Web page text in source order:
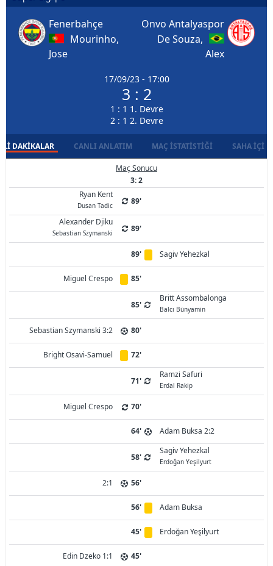
Fenerbahçe
Mourinho,
Jose
17/09/23 - 17:00
3 : 2
1 : 1 1. Devre
2 : 1 2. Devre
Onvo Antalyaspor
De Souza,
Alex
DAKIKALAR CANLI ANLATIM MAÇ İSTATISTIĞI SAHA İÇI
Maç Sonucu
3: 2
Ryan Kent
Dusan Tadic
89'
Alexander Djiku
Sebastian Szymanski 89'
89' Sagiv Yehezkal
Miguel Crespo 85'
85'
Britt Assombalonga
Balcı Bünyamin
Sebastian Szymanski 3:2 80'
Bright Osavi-Samuel 72'
71'
Ramzi Safuri
Erdal Rakip
Miguel Crespo 70'
64' Adam Buksa 2:2
58'
Sagiv Yehezkal
Erdoğan Yeşilyurt
2:1 56'
56' Adam Buksa
45' Erdoğan Yeşilyurt
Edin Dzeko 1:1 45'